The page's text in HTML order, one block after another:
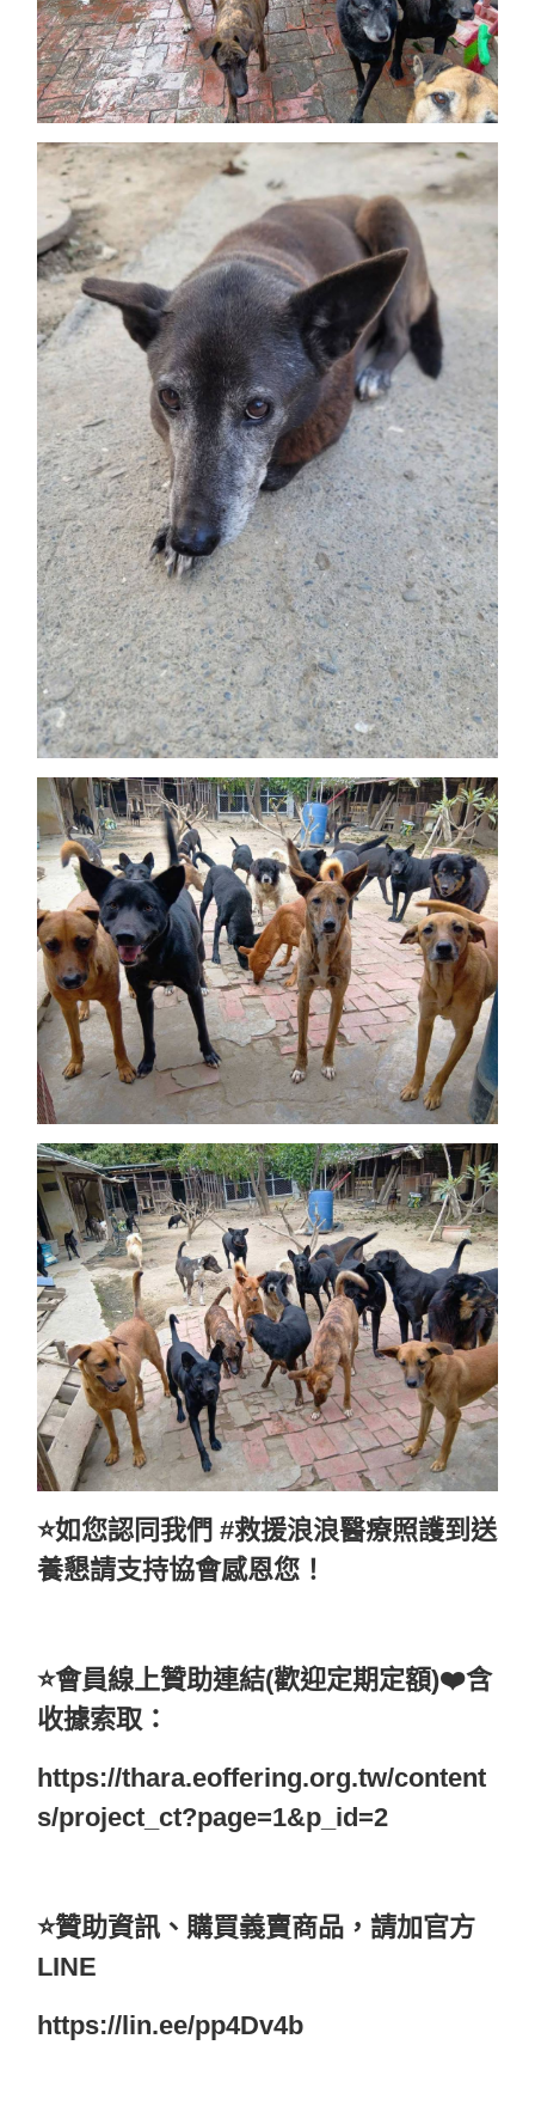
⭐️如您認同我們 #救援浪浪醫療照護到送
養懇請支持協會感恩您！
⭐️會員線上贊助連結(歡迎定期定額)❤️含
收據索取：
https://thara.eoffering.org.tw/content
s/project_ct?page=1&p_id=2
⭐️贊助資訊、購買義賣商品，請加官方
LINE
https://lin.ee/pp4Dv4b